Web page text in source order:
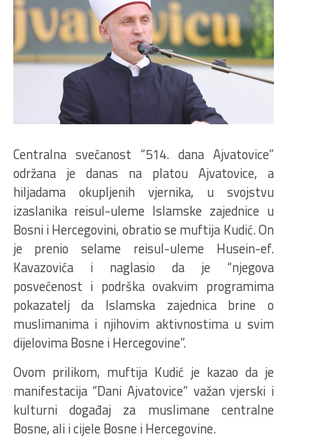
Centralna svečanost “514. dana Ajvatovice”
održana je danas na platou Ajvatovice, a
hiljadama okupljenih vjernika, u svojstvu
izaslanika reisul-uleme Islamske zajednice u
Bosni i Hercegovini, obratio se muftija Kudić. On
je prenio selame reisul-uleme Husein-ef.
Kavazovića i naglasio da je “njegova
posvećenost i podrška ovakvim programima
pokazatelj da Islamska zajednica brine o
muslimanima i njihovim aktivnostima u svim
dijelovima Bosne i Hercegovine”.
Ovom prilikom, muftija Kudić je kazao da je
manifestacija “Dani Ajvatovice” važan vjerski i
kulturni događaj za muslimane centralne
Bosne, ali i cijele Bosne i Hercegovine.